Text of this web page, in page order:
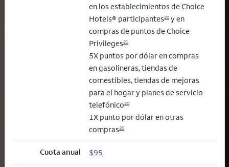
en los establecimientos de Choice
Hotels® participantes20y en
compras de puntos de Choice
Privileges21
5X puntos por dólar en compras
en gasolineras, tiendas de
comestibles, tiendas de mejoras
para el hogar y planes de servicio
telefónico20
1X punto por dólar en otras
compras20
Cuota anual $95